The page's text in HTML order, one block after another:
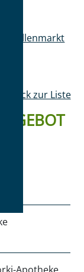
Stellenmarkt
Zurück zur Liste